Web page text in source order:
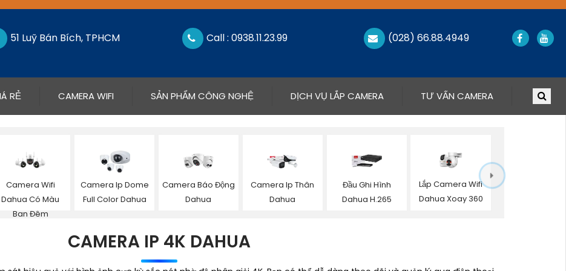
51 Luỹ Bán Bích, TPHCM Call : 0938.11.23.99 (028) 66.88.4949
RẺ CAMERA WIFI SẢN PHẨM CÔNG NGHỆ DỊCH VỤ LẮP CAMERA TƯ VẤN CAMERA
Camera Wifi
Dahua Có Màu
Ban Đêm
Camera Ip Dome
Full Color Dahua
Camera Báo Động
Dahua
Camera Ip Thân
Dahua
Đầu Ghi Hình
Dahua H.265
Lắp Camera Wifi
Dahua Xoay 360
CAMERA IP 4K DAHUA